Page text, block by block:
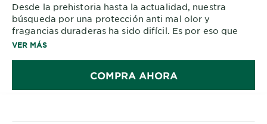
Desde la prehistoria hasta la actualidad, nuestra
búsqueda por una protección anti mal olor y
fragancias duraderas ha sido difícil. Es por eso que
Obao for Men trae para ti el nuevo Obao Vapo, que
sin sacrificar las fragancias duraderas y protección 48
horas** ¡Ahhh, qué bien huele evolucionar con el
VER MÁS
COMPRA AHORA